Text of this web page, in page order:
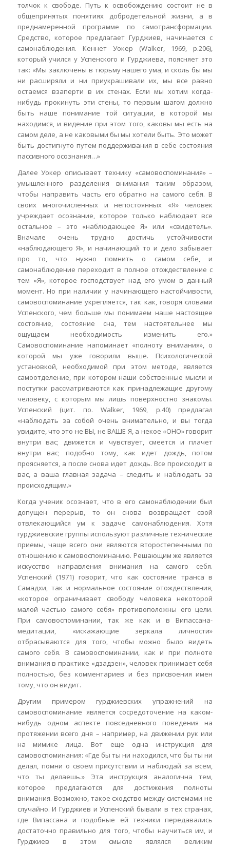
толчок к свободе. Путь к освобождению состоит не в
общепринятых понятиях добродетельной жизни, а в
преднамеренной программе по самотрансформации.
Средство, которое предлагает Гурджиев, начинается с
самонаблюдения. Кеннет Уокер (Walker, 1969, p.206),
который учился у Успенского и Гурджиева, поясняет это
так: «Мы заключены в тюрьму нашего ума, и сколь бы мы
ни расширяли и ни приукрашивали их, мы все равно
остаемся взаперти в их стенах. Если мы хотим когда-
нибудь прокинуть эти стены, то первым шагом должно
быть наше понимание той ситуации, в которой мы
находимся, и видение при этом того, каковы мы есть на
самом деле, а не каковыми бы мы хотели быть. Это может
быть достигнуто путем поддерживания в себе состояния
пассивного осознания…»
Далее Уокер описывает технику «самовоспоминания» –
умышленного разделения внимания таким образом,
чтобы направить часть его обратно на самого себя. В
своих многочисленных и непостоянных «Я» человек
учреждает осознание, которое только наблюдает все
остальное – это «наблюдающее Я» или «свидетель».
Вначале очень трудно достичь устойчивости
«наблюдающего Я», и начинающий то и дело забывает
про то, что нужно помнить о самом себе, и
самонаблюдение переходит в полное отождествление с
тем «Я», которое господствует над его умом в данный
момент. Но при наличии у начинающего настойчивости,
самовоспоминание укрепляется, так как, говоря словами
Успенского, чем больше мы понимаем наше настоящее
состояние, состояние сна, тем настоятельнее мы
ощущаем необходимость изменить его.»
Самовоспоминание напоминает «полноту внимания», о
которой мы уже говорили выше. Психологической
установкой, необходимой при этом методе, является
самоотделение, при котором наши собственные мысли и
поступки рассматриваются как принадлежащие другому
человеку, с которым мы лишь поверхностно знакомы.
Успенский (цит. по. Walker, 1969, p.40) предлагал
«наблюдать за собой очень внимательно, и вы тогда
увидите, что это не ВЫ, не ВАШЕ Я, а некое «ОНО» говорит
внутри вас; движется и чувствует, смеется и плачет
внутри вас; подобно тому, как идет дождь, потом
проясняется, а после снова идет дождь. Все происходит в
вас, а ваша главная задача – следить и наблюдать за
происходящим.»
Когда ученик осознает, что в его самонаблюдении был
допущен перерыв, то он снова возвращает свой
отвлекающийся ум к задаче самонаблюдения. Хотя
гурджиевские группы используют различные технические
приемы, чаще всего они являются второстепенными по
отношению к самовоспоминанию. Решающим же является
искусство направления внимания на самого себя.
Успенский (1971) говорит, что как состояние транса в
Самадхи, так и нормальное состояние отождествления,
«которое ограничивает свободу человека некоторой
малой частью самого себя» противоположны его цели.
При самовоспоминании, так же как и в Випассана-
медитации, «искажающие зеркала личности»
отбрасываются для того, чтобы можно было видеть
самого себя. В самовоспоминании, как и при полноте
внимания в практике «дзадзен», человек принимает себя
полностью, без комментариев и без присвоения имен
тому, что он видит.
Другим примером гурджиевских упражнений на
самовоспоминание является сосредоточение на каком-
нибудь одном аспекте повседневного поведения на
протяжении всего дня – например, на движении рук или
на мимике лица. Вот еще одна инструкция для
самовоспоминания: «Где бы ты ни находился, что бы ты ни
делал, помни о своем присутствии и наблюдай за всем,
что ты делаешь.» Эта инструкция аналогична тем,
которое предлагаются для достижения полноты
внимания. Возможно, такое сходство между системами не
случайно. И Гурджиев и Успенский бывали в тех странах,
где Випассана и подобные ей техники передавались
достаточно правильно для того, чтобы научиться им, и
Гурджиев в этом смысле являлся великим